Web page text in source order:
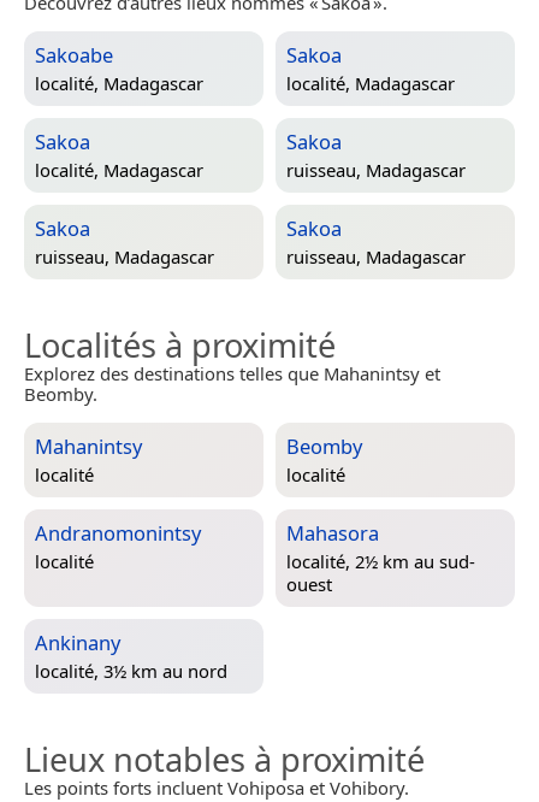
Sakoabe
localité, Madagascar
Sakoa
localité, Madagascar
Sakoa
localité, Madagascar
Sakoa
ruisseau, Madagascar
Sakoa
ruisseau, Madagascar
Sakoa
ruisseau, Madagascar
Localités à proximité
Explorez des destinations telles que Mahanintsy et
Beomby.
Mahanintsy
localité
Beomby
localité
Andranomonintsy
localité
Mahasora
localité, 2½ km au sud-
ouest
Ankinany
localité, 3½ km au nord
Lieux notables à proximité
Les points forts incluent Vohiposa et Vohibory.